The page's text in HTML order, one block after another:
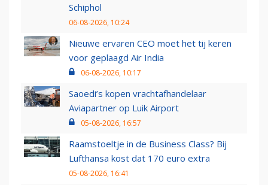
Schiphol
06-08-2026, 10:24
Nieuwe ervaren CEO moet het tij keren
voor geplaagd Air India
06-08-2026, 10:17
Saoedi’s kopen vrachtafhandelaar
Aviapartner op Luik Airport
05-08-2026, 16:57
Raamstoeltje in de Business Class? Bij
Lufthansa kost dat 170 euro extra
05-08-2026, 16:41